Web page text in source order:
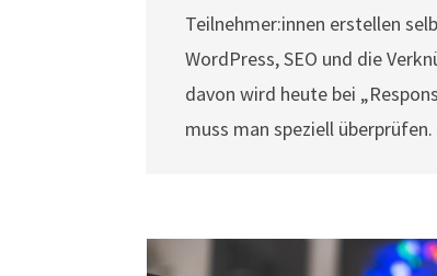
Teilnehmer:innen erstellen
WordPress, SEO und die
davon wird heute bei
muss man speziell